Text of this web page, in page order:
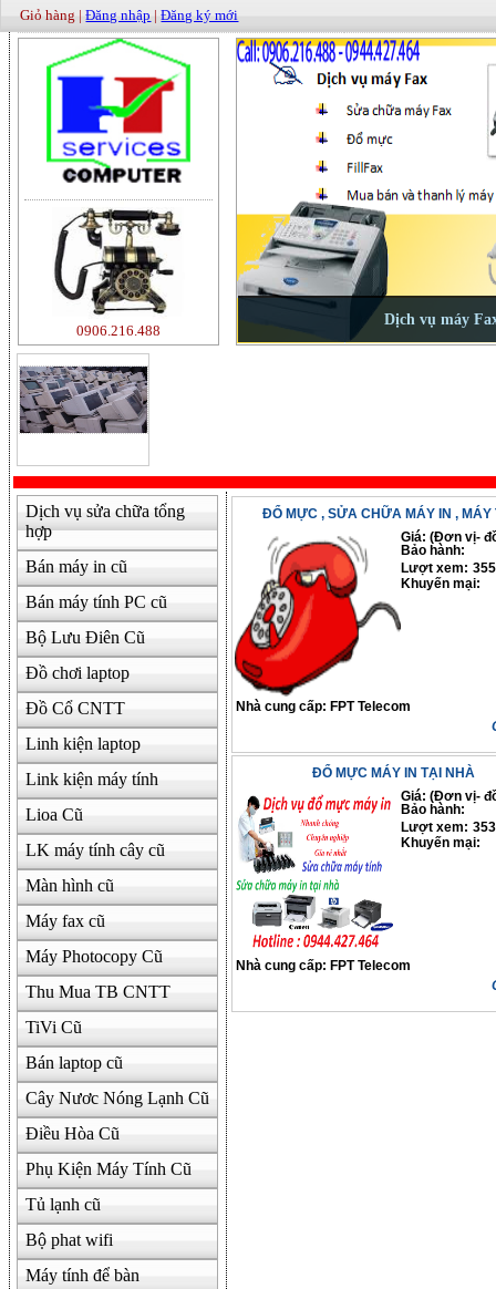
Giỏ hàng |Đăng nhập |Đăng ký mới
0906.216.488
Dịch vụ sửa chữa tổng
hợp
Bán máy in cũ
Bán máy tính PC cũ
Bộ Lưu Điên Cũ
Đồ chơi laptop
Đồ Cổ CNTT
Linh kiện laptop
Link kiện máy tính
Lioa Cũ
LK máy tính cây cũ
Màn hình cũ
Máy fax cũ
Máy Photocopy Cũ
Thu Mua TB CNTT
TiVi Cũ
Bán laptop cũ
Cây Nươc Nóng Lạnh Cũ
Điều Hòa Cũ
Phụ Kiện Máy Tính Cũ
Tủ lạnh cũ
Bộ phat wifi
Máy tính để bàn
ĐỔ MỰC , SỬA CHỮA MÁY IN , MÁY
Giá: (Đơn vị-
Bảo hành:
Lượt xem:
Khuyến mại:
Nhà cung cấp: FPT Telecom
ĐỔ MỰC MÁY IN TẠI NHÀ
Giá: (Đơn vị-
Bảo hành:
Lượt xem:
Khuyến mại:
Nhà cung cấp: FPT Telecom